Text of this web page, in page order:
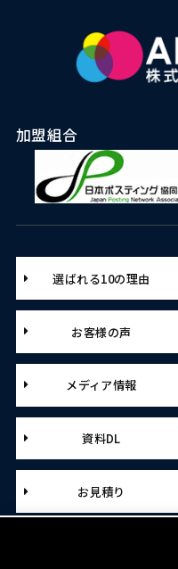
加盟組合
選ばれる10の理由
お客様の声
メディア情報
資料DL
お見積り